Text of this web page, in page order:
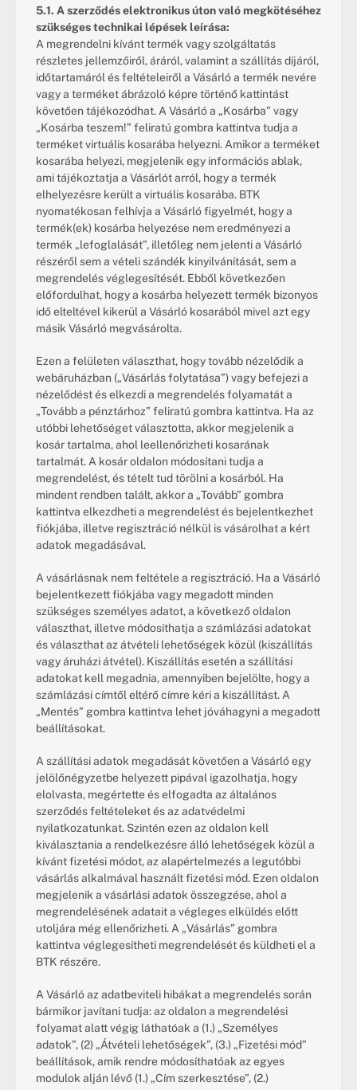
5.1. A szerződés elektronikus úton való megkötéséhez
szükséges technikai lépések leírása:
A megrendelni kívánt termék vagy szolgáltatás
részletes jellemzőiről, áráról, valamint a szállítás díjáról,
időtartamáról és feltételeiről a Vásárló a termék nevére
vagy a terméket ábrázoló képre történő kattintást
követően tájékozódhat. A Vásárló a „Kosárba” vagy
„Kosárba teszem!” feliratú gombra kattintva tudja a
terméket virtuális kosarába helyezni. Amikor a terméket
kosarába helyezi, megjelenik egy információs ablak,
ami tájékoztatja a Vásárlót arról, hogy a termék
elhelyezésre került a virtuális kosarába. BTK
nyomatékosan felhívja a Vásárló figyelmét, hogy a
termék(ek) kosárba helyezése nem eredményezi a
termék „lefoglalását”, illetőleg nem jelenti a Vásárló
részéről sem a vételi szándék kinyilvánítását, sem a
megrendelés véglegesítését. Ebből következően
előfordulhat, hogy a kosárba helyezett termék bizonyos
idő elteltével kikerül a Vásárló kosarából mivel azt egy
másik Vásárló megvásárolta.
Ezen a felületen választhat, hogy tovább nézelődik a
webáruházban („Vásárlás folytatása”) vagy befejezi a
nézelődést és elkezdi a megrendelés folyamatát a
„Tovább a pénztárhoz” feliratú gombra kattintva. Ha az
utóbbi lehetőséget választotta, akkor megjelenik a
kosár tartalma, ahol leellenőrizheti kosarának
tartalmát. A kosár oldalon módosítani tudja a
megrendelést, és tételt tud törölni a kosárból. Ha
mindent rendben talált, akkor a „Tovább” gombra
kattintva elkezdheti a megrendelést és bejelentkezhet
fiókjába, illetve regisztráció nélkül is vásárolhat a kért
adatok megadásával.
A vásárlásnak nem feltétele a regisztráció. Ha a Vásárló
bejelentkezett fiókjába vagy megadott minden
szükséges személyes adatot, a következő oldalon
választhat, illetve módosíthatja a számlázási adatokat
és választhat az átvételi lehetőségek közül (kiszállítás
vagy áruházi átvétel). Kiszállítás esetén a szállítási
adatokat kell megadnia, amennyiben bejelölte, hogy a
számlázási címtől eltérő címre kéri a kiszállítást. A
„Mentés” gombra kattintva lehet jóváhagyni a megadott
beállításokat.
A szállítási adatok megadását követően a Vásárló egy
jelölőnégyzetbe helyezett pipával igazolhatja, hogy
elolvasta, megértette és elfogadta az általános
szerződés feltételeket és az adatvédelmi
nyilatkozatunkat. Szintén ezen az oldalon kell
kiválasztania a rendelkezésre álló lehetőségek közül a
kívánt fizetési módot, az alapértelmezés a legutóbbi
vásárlás alkalmával használt fizetési mód. Ezen oldalon
megjelenik a vásárlási adatok összegzése, ahol a
megrendelésének adatait a végleges elküldés előtt
utoljára még ellenőrizheti. A „Vásárlás” gombra
kattintva véglegesítheti megrendelését és küldheti el a
BTK részére.
A Vásárló az adatbeviteli hibákat a megrendelés során
bármikor javítani tudja: az oldalon a megrendelési
folyamat alatt végig láthatóak a (1.) „Személyes
adatok”, (2) „Átvételi lehetőségek”, (3.) „Fizetési mód”
beállítások, amik rendre módosíthatóak az egyes
modulok alján lévő (1.) „Cím szerkesztése”, (2.)